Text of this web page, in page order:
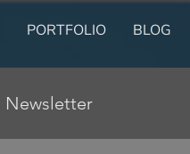
PORTFOLIO BLOG
Newsletter